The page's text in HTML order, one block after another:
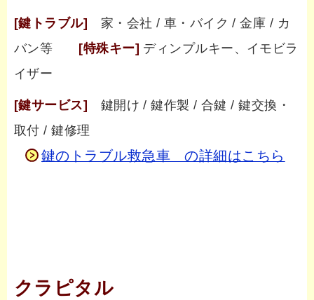
[鍵トラブル]
家・会社 / 車・バイク / 金庫 / カ
バン等
[特殊キー] ディンプルキー、イモビラ
イザー
[鍵サービス]
鍵開け / 鍵作製 / 合鍵 / 鍵交換・
取付 / 鍵修理
鍵のトラブル救急車 の詳細はこちら
クラピタル